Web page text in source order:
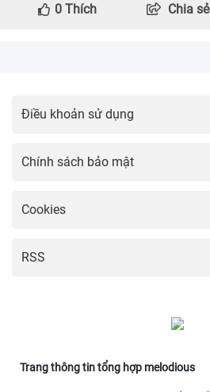
0 Thích Chia sẻ
Điều khoản sử dụng
Chính sách bảo mật
Cookies
RSS
Trang thông tin tổng hợp melodious